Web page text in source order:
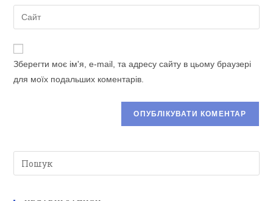
користувача,
щоб
прокоментувати
електронну
адресу,
прокоментувати
URL-
адресу
Зберегти моє ім'я, e-mail, та адресу сайту в цьому браузері
для моїх подальших коментарів.